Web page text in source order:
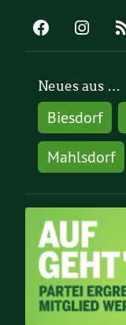
Neues aus …
Biesdorf
Mahlsdorf